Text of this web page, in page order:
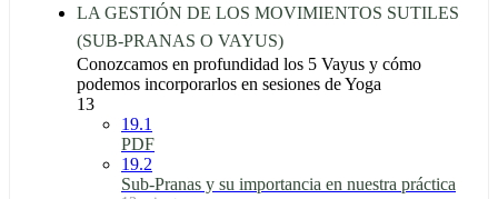
LA GESTIÓN DE LOS MOVIMIENTOS SUTILES
(SUB-PRANAS O VAYUS)
Conozcamos en profundidad los 5 Vayus y cómo
podemos incorporarlos en sesiones de Yoga
13
19.1
PDF
19.2
Sub-Pranas y su importancia en nuestra práctica